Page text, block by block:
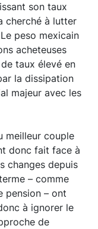
son taux
cherché à lutter
peso mexicain
acheteuses
taux élevé en
la dissipation
majeur avec les
meilleur couple
donc fait face à
changes depuis
– comme
pension – ont
à ignorer le
de